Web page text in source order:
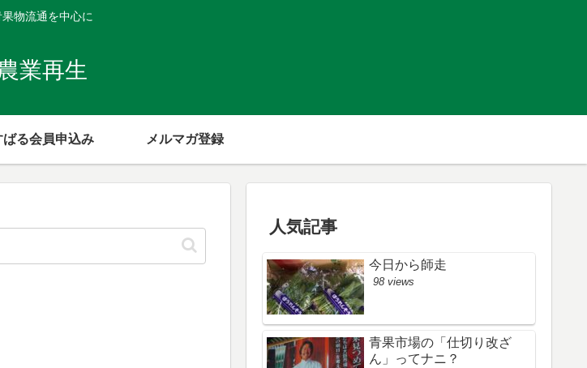
果物流通を中心に
農業再生
ばる会員申込み メルマガ登録
人気記事
今日から師走
98 views
青果市場の「仕切り改ざ
ん」ってナニ？